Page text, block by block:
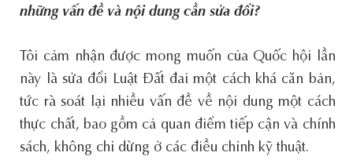
những vấn đề và nội dung cần sửa đổi?
Tôi cảm nhận được mong muốn của Quốc hội lần
này là sửa đổi Luật Đất đai một cách khá căn bản,
tức rà soát lại nhiều vấn đề về nội dung một cách
thực chất, bao gồm cả quan điểm tiếp cận và chính
sách, không chỉ dừng ở các điều chỉnh kỹ thuật.